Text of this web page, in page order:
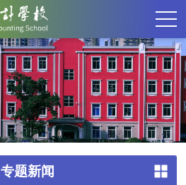
专题新闻